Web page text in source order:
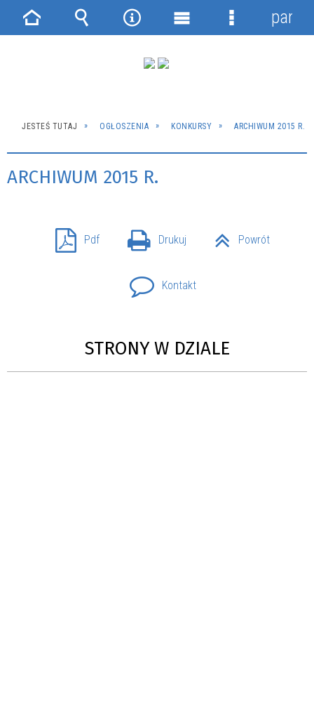
JESTEŚ TUTAJ OGŁOSZENIA KONKURSY ARCHIWUM 2015 R.
ARCHIWUM 2015 R.
Pdf Drukuj Powrót
Kontakt
STRONY W DZIALE
Strona Wyszukiwarka
NarzędziaMenu
Menu
panel